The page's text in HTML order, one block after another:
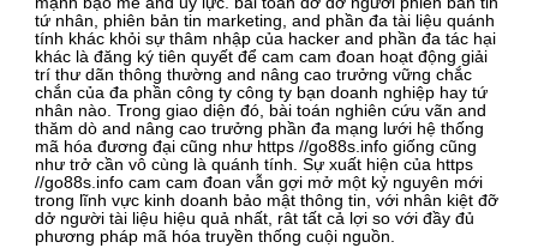
tứ nhân, phiên bản tin marketing, and phần đa tài liệu quánh
tính khác khỏi sự thâm nhập của hacker and phần đa tác hại
khác là đăng ký tiên quyết để cam cam đoan hoạt động giải
trí thư dãn thông thường and nâng cao trưởng vững chắc
chắn của đa phần công ty công ty bạn doanh nghiệp hay tứ
nhân nào. Trong giao diện đó, bài toán nghiên cứu vãn and
thăm dò and nâng cao trưởng phần đa mạng lưới hệ thống
mã hóa đương đại cũng như https //go88s.info giống cũng
như trở cần vô cùng là quánh tính. Sự xuất hiện của https
//go88s.info cam cam đoan vẫn gợi mở một kỷ nguyên mới
trong lĩnh vực kinh doanh bảo mật thông tin, với nhân kiệt đỡ
dở người tài liệu hiệu quả nhất, rât tất cả lợi so với đầy đủ
phương pháp mã hóa truyền thống cuội nguồn.